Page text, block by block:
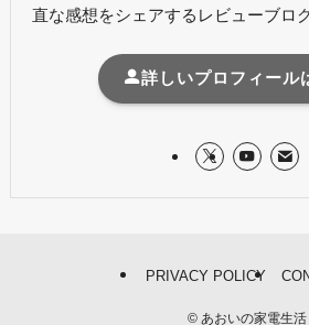
直な感想をシェアするレビューブロ
詳しいプロフィール
PRIVACY POLICY
© あおいの家電生活